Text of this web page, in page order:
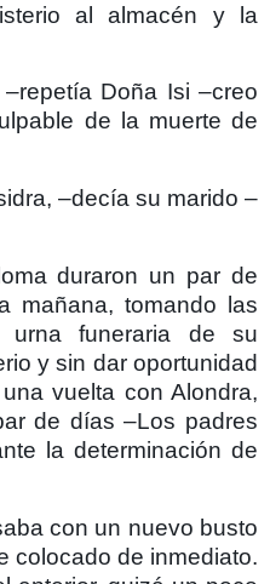
al almacén y la
Doña Isi –creo
de la muerte de
–decía su marido –
duraron un par de
mañana, tomando las
funeraria de su
y sin dar oportunidad
vuelta con Alondra,
de días –Los padres
la determinación de
con un nuevo busto
colocado de inmediato.